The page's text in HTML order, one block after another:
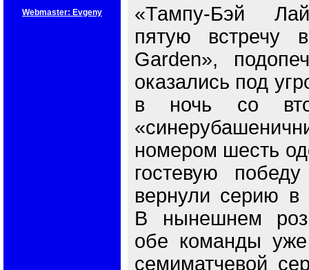
Webmaster: Evgeny
«Тампу-Бэй
пятую встречу
Garden»,
оказались под
в ночь со
номером шесть
гостевую
вернули серию в
В нынешнем
обе команды
семиматчевой